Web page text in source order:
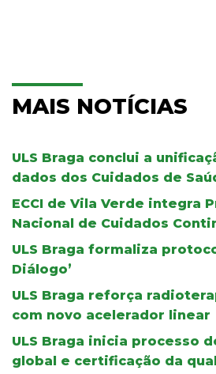
MAIS NOTÍCIAS
ULS Braga conclui a
dados dos Cuidados de
ECCI de Vila Verde integra
Nacional de Cuidados
ULS Braga formaliza
Diálogo’
ULS Braga reforça
com novo acelerador linear
ULS Braga inicia processo
global e certificação da